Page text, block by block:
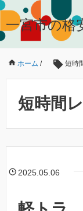
一宮市の格
ホーム / 短時
短時間
2025.05.06